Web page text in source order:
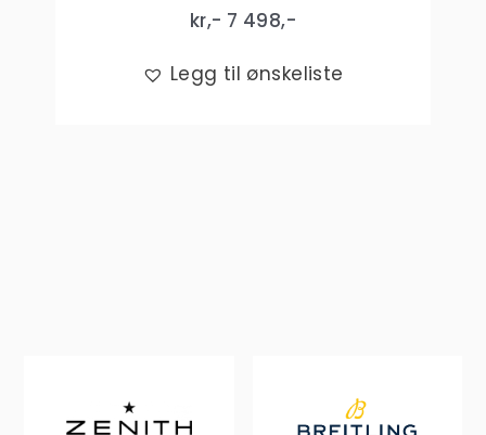
kr,- 7 498,-
Legg til ønskeliste